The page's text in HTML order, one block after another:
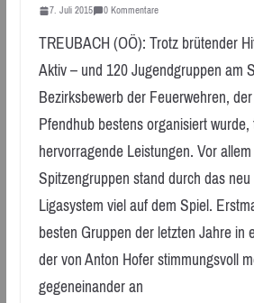
7. Juli 2015 0 Kommentare
TREUBACH (OÖ): Trotz brütender
Aktiv – und 120 Jugendgruppen am
Bezirksbewerb der Feuerwehren,
Pfendhub bestens organisiert
hervorragende Leistungen. Vor
Spitzengruppen stand durch das
Ligasystem viel auf dem Spiel.
besten Gruppen der letzten Jahre in
der von Anton Hofer stimmungsvoll
gegeneinander an